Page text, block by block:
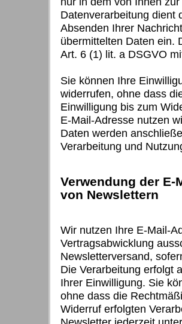
Datenverarbeitung dient
Absenden Ihrer
übermittelten Daten ein.
Art. 6 (1) lit. a DSGVO
Sie können Ihre
widerrufen, ohne dass
Einwilligung bis zum
E-Mail-Adresse nutzen
Daten werden
Verarbeitung und
Verwendung der
von Newslettern
Wir nutzen Ihre E-Mail-
Vertragsabwicklung
Newsletterversand,
Die Verarbeitung erfolgt
Ihrer Einwilligung. Sie
ohne dass die
Widerruf erfolgten